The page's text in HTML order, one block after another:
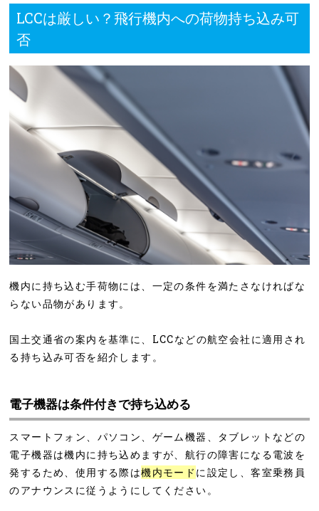
LCCは厳しい？飛行機内への荷物持ち込み可
否
機内に持ち込む手荷物には、一定の条件を満たさなければな
らない品物があります。
国土交通省の案内を基準に、LCCなどの航空会社に適用され
る持ち込み可否を紹介します。
電子機器は条件付きで持ち込める
スマートフォン、パソコン、ゲーム機器、タブレットなどの
電子機器は機内に持ち込めますが、航行の障害になる電波を
発するため、使用する際は機内モード に設定し、客室乗務員
のアナウンスに従うようにしてください。